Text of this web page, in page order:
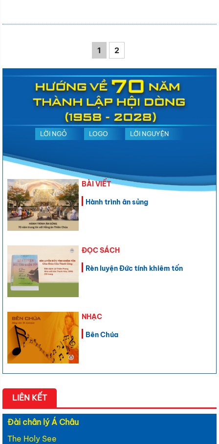
1 2
LỜI NGỎ LOGO LỜI NGUYỆN
BÀI VIẾT
Hành trình ân sủng
ĐỌC SÁCH
Rèn luyện Đức tính khiêm tốn
NHẠC
Bên Chúa
LIÊN KẾT
Đài chân lý Á Châu
The Holy See